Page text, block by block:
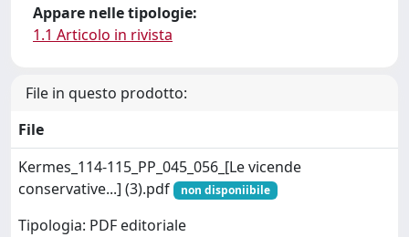
Appare nelle tipologie:
1.1 Articolo in rivista
File in questo prodotto:
File
Kermes_114-115_PP_045_056_[Le vicende
conservative...] (3).pdf
non disponiibile
Tipologia: PDF editoriale